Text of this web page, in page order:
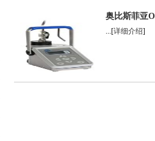
奥比斯菲亚
...[详细介绍]